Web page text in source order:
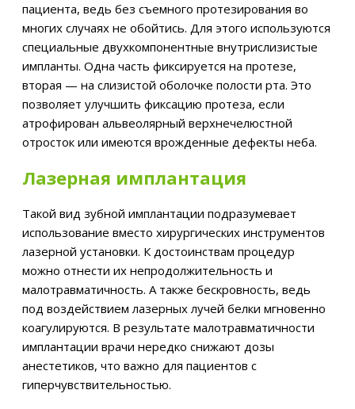
пациента, ведь без съемного протезирования во
многих случаях не обойтись. Для этого используются
специальные двухкомпонентные внутрислизистые
импланты. Одна часть фиксируется на протезе,
вторая — на слизистой оболочке полости рта. Это
позволяет улучшить фиксацию протеза, если
атрофирован альвеолярный верхнечелюстной
отросток или имеются врожденные дефекты неба.
Лазерная имплантация
Такой вид зубной имплантации подразумевает
использование вместо хирургических инструментов
лазерной установки. К достоинствам процедур
можно отнести их непродолжительность и
малотравматичность. А также бескровность, ведь
под воздействием лазерных лучей белки мгновенно
коагулируются. В результате малотравматичности
имплантации врачи нередко снижают дозы
анестетиков, что важно для пациентов с
гиперчувствительностью.